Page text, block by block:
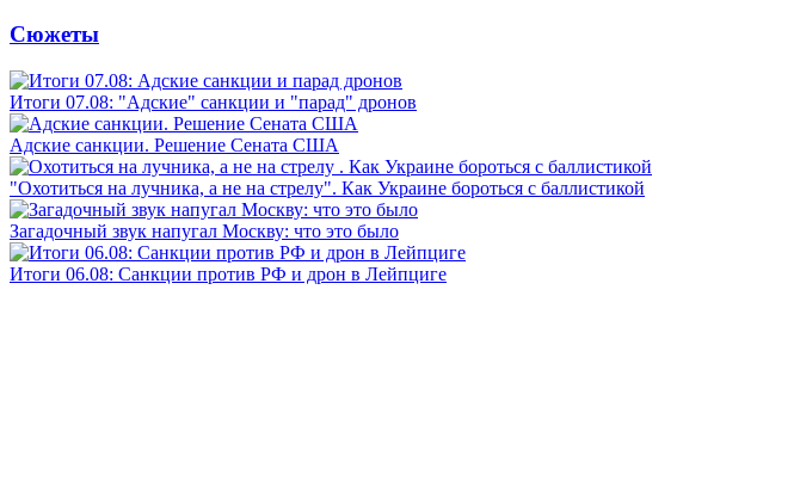
Сюжеты
Итоги 07.08: "Адские" санкции и "парад" дронов
Адские санкции. Решение Сената США
"Охотиться на лучника, а не на стрелу". Как Украине бороться с баллистикой
Загадочный звук напугал Москву: что это было
Итоги 06.08: Санкции против РФ и дрон в Лейпциге